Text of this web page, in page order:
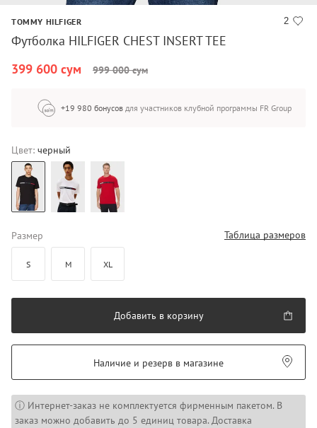
2
TOMMY HILFIGER
Футболка HILFIGER CHEST INSERT TEE
399 600 сум
999 000 сум
+19 980 бонусов для участников клубной программы FR Group
Цвет: черный
Размер Таблица размеров
S M XL
Добавить в корзину
Наличие и резерв в магазине
ⓘ Интернет-заказ не комплектуется фирменным пакетом. В
заказ можно добавить до 5 единиц товара. Доставка